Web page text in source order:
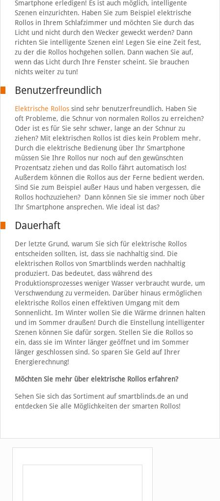
Smartphone erledigen! Es ist auch möglich, intelligente
Szenen einzurichten. Haben Sie zum Beispiel elektrische
Rollos in Ihrem Schlafzimmer und möchten Sie durch das
Licht und nicht durch den Wecker geweckt werden? Dann
richten Sie intelligente Szenen ein! Legen Sie eine Zeit fest,
zu der die Rollos hochgehen sollen. Dann wachen Sie auf,
wenn das Licht durch Ihre Fenster scheint. Sie brauchen
nichts weiter zu tun!
Benutzerfreundlich
Elektrische Rollossind sehr benutzerfreundlich. Haben Sie
oft Probleme, die Schnur von normalen Rollos zu erreichen?
Oder ist es für Sie sehr schwer, lange an der Schnur zu
ziehen? Mit elektrischen Rollos ist dies kein Problem mehr.
Durch die elektrische Bedienung über Ihr Smartphone
müssen Sie Ihre Rollos nur noch auf den gewünschten
Prozentsatz ziehen und das Rollo fährt automatisch los!
Außerdem können die Rollos aus der Ferne bedient werden.
Sind Sie zum Beispiel außer Haus und haben vergessen, die
Rollos hochzuziehen? Dann können Sie sie immer noch über
Ihr Smartphone ansprechen. Wie ideal ist das?
Dauerhaft
Der letzte Grund, warum Sie sich für elektrische Rollos
entscheiden sollten, ist, dass sie nachhaltig sind. Die
elektrischen Rollos von Smartblinds werden nachhaltig
produziert. Das bedeutet, dass während des
Produktionsprozesses weniger Wasser verbraucht wurde, um
Verschwendung zu vermeiden. Darüber hinaus ermöglichen
elektrische Rollos einen effektiven Umgang mit dem
Sonnenlicht. Im Winter wollen Sie die Wärme drinnen halten
und im Sommer draußen! Durch die Einstellung intelligenter
Szenen können Sie dafür sorgen. Stellen Sie die Rollos so
ein, dass sie im Winter länger geöffnet und im Sommer
länger geschlossen sind. So sparen Sie Geld auf Ihrer
Energierechnung!
Möchten Sie mehr über elektrische Rollos erfahren?
Sehen Sie sich das Sortiment auf smartblinds.de an und
entdecken Sie alle Möglichkeiten der smarten Rollos!